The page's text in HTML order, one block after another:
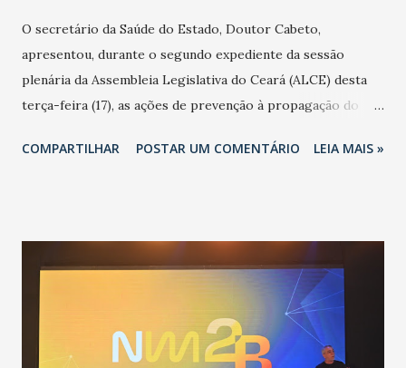
O secretário da Saúde do Estado, Doutor Cabeto,
apresentou, durante o segundo expediente da sessão
plenária da Assembleia Legislativa do Ceará (ALCE) desta
terça-feira (17), as ações de prevenção à propagação do
adotadas pelo Governo do Estado na contenção da
população suspeita e de cuidados com os ambientes
públicos e domiciliares. “Nós não estamos vivendo uma
epidemia comum, como temos em todos os anos, com
aumento de casos de dengue, influenza ou H1N1. Trata-se
de uma epidemia com um vírus diferente, com um poder de
COMPARTILHAR POSTAR UM COMENTÁRIO LEIA MAIS »